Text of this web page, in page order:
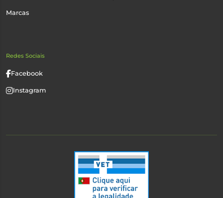
Marcas
Redes Sociais
Facebook
Instagram